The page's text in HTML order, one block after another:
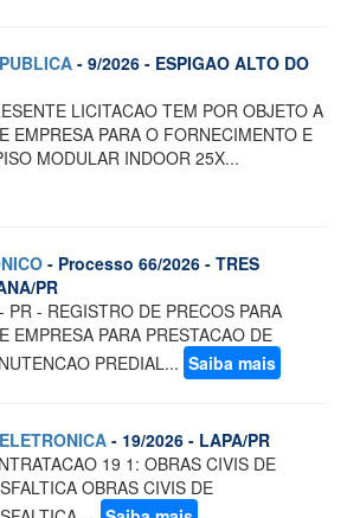
- 9/2026 - ESPIGAO ALTO DO
LICITACAO TEM POR OBJETO A
EMPRESA PARA O FORNECIMENTO E
MODULAR INDOOR 25X...
- Processo 66/2026 - TRES
PR
- REGISTRO DE PRECOS PARA
EMPRESA PARA PRESTACAO DE
PREDIAL... Saiba mais
- 19/2026 - LAPA/PR
19 1: OBRAS CIVIS DE
OBRAS CIVIS DE